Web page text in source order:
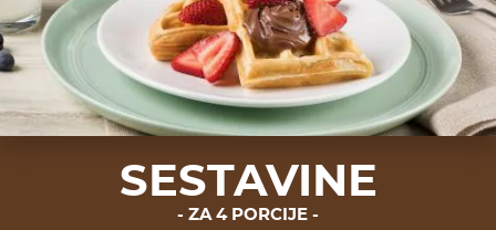
SESTAVINE
ZA 4 PORCIJE